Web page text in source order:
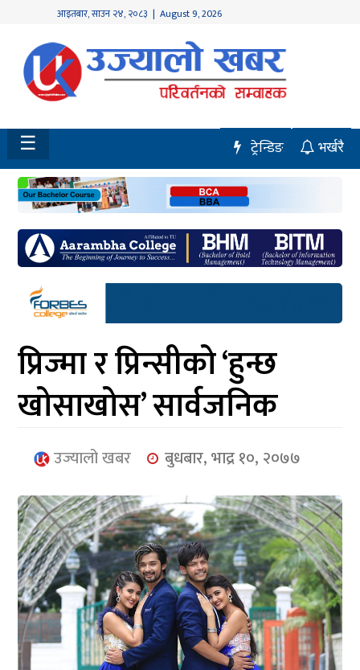
आइतबार,साउन २४, २०८३ | August 9, 2026
होमपेज
नवलपुर
विशेष
मध्य
नेपाल
चितवन
सेरोफेरो
समाचार
आर्थिक
मनोरञ्जन
खेलकुद
प्रबास
युनिकोड
☰ भर्खरै
ट्रेन्डिङ
प्रिज्मा र प्रिन्सीको ‘हुन्छ
खोसाखोस’ सार्वजनिक
उज्यालो खबर बुधबार, भाद्र १०, २०७७